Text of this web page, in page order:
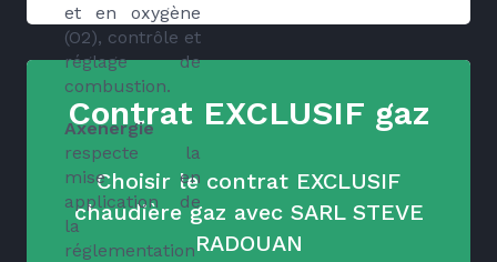
et en oxygène
(O2), contrôle et
réglage de
combustion.
Axenergie
respecte la
mise en
application de
la
réglementation
Contrat EXCLUSIF gaz
Choisir le contrat EXCLUSIF
chaudière gaz avec SARL STEVE
RADOUAN